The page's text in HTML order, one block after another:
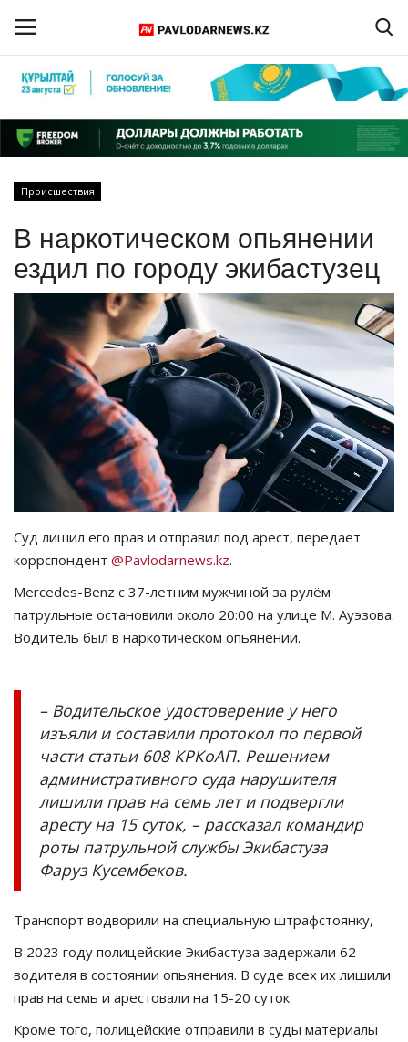
Регистрация
Главная
ПАВЛОДАРСКАЯ ОБЛАСТЬ
КАЗАХСТАН
МИР
СПЕЦПРОЕКТЫ
СПОРТ
Чек-лист
РАЗВЛЕЧЕНИЯ
Курултай
Қазақша Русский
Происшествия
В наркотическом опьянении
ездил по городу экибастузец
Суд лишил его прав и отправил под арест, передает
коррспондент @Pavlodarnews.kz.
Mercedes-Benz с 37-летним мужчиной за рулём
патрульные остановили около 20:00 на улице М. Ауэзова.
Водитель был в наркотическом опьянении.
– Водительское удостоверение у него
изъяли и составили протокол по первой
части статьи 608 КРКоАП. Решением
административного суда нарушителя
лишили прав на семь лет и подвергли
аресту на 15 суток, – рассказал командир
роты патрульной службы Экибастуза
Фаруз Кусембеков.
Транспорт водворили на специальную штрафстоянку,
В 2023 году полицейские Экибастуза задержали 62
водителя в состоянии опьянения. В суде всех их лишили
прав на семь и арестовали на 15-20 суток.
Кроме того, полицейские отправили в суды материалы